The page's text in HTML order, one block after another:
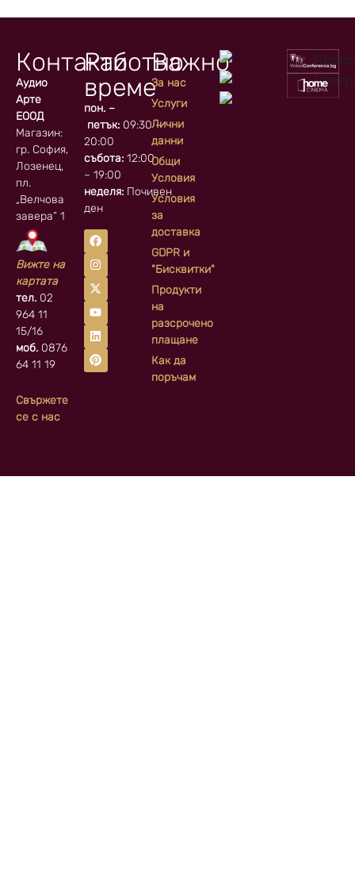
Контакти
Аудио
Арте
ЕООД
Магазин:
гр. София, кв.
Лозенец,
пл.
„Велчова
завера” 1
Вижте на
картата
тел. 02
964 11
15/16
моб. 0876
64 11 19
Свържете
се с нас
Работно
време
пон. –
петък:09:30 –
20:00
събота:12:00
– 19:00
неделя:Почивен
ден
Важно
За нас
Услуги
Лични
данни
Общи
Условия
Условия
за
доставка
GDPR и
"Бисквитки"
Продукти
на
разсрочено
плащане
Как да
поръчам